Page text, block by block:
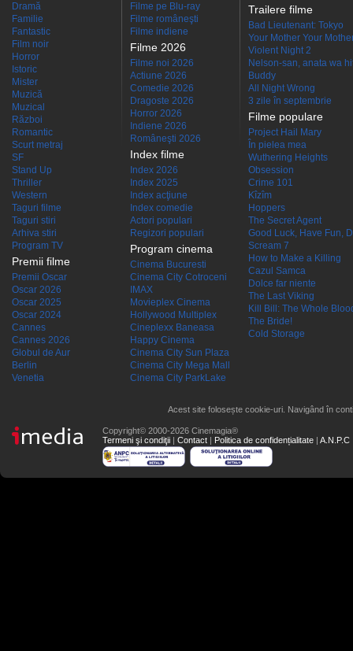
Dramă
Familie
Fantastic
Film noir
Horror
Istoric
Mister
Muzică
Muzical
Război
Romantic
Scurt metraj
SF
Stand Up
Thriller
Western
Taguri filme
Taguri stiri
Arhiva stiri
Program TV
Premii filme
Premii Oscar
Oscar 2026
Oscar 2025
Oscar 2024
Cannes
Cannes 2026
Globul de Aur
Berlin
Venetia
Filme pe Blu-ray
Filme româneşti
Filme indiene
Filme 2026
Filme noi 2026
Actiune 2026
Comedie 2026
Dragoste 2026
Horror 2026
Indiene 2026
Româneşti 2026
Index filme
Index 2026
Index 2025
Index acţiune
Index comedie
Actori populari
Regizori populari
Program cinema
Cinema Bucuresti
Cinema City Cotroceni
IMAX
Movieplex Cinema
Hollywood Multiplex
Cineplexx Baneasa
Happy Cinema
Cinema City Sun Plaza
Cinema City Mega Mall
Cinema City ParkLake
Trailere filme
Bad Lieutenant: Tokyo
Your Mother Your
Violent Night 2
Nelson-san, anata wa
Buddy
All Night Wrong
3 zile în septembrie
Filme populare
Project Hail Mary
În pielea mea
Wuthering Heights
Obsession
Crime 101
Kîzîm
Hoppers
The Secret Agent
Good Luck, Have Fun,
Scream 7
How to Make a Killing
Cazul Samca
Dolce far niente
The Last Viking
Kill Bill: The Whole
The Bride!
Cold Storage
Acest site folosește cookie-uri. Navigând în
Copyright© 2000-2026 Cinemagia®
Termeni şi condiţii | Contact | Politica de confidențialitate | A.N.P.C